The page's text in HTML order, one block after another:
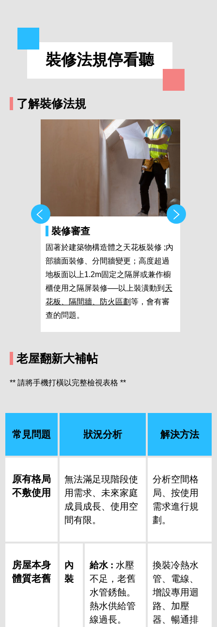
裝修法規停看聽
了解裝修法規
裝修審查
固著於建築物構造體之天花板裝修 ;內
部牆面裝修、分間牆變更；高度超過
地板面以上1.2m固定之隔屏或兼作櫥
櫃使用之隔屏裝修──以上裝潢動到 天
花板、隔間牆、防火區劃等，會有審
查的問題。
老屋翻新大補帖
** 請將手機打橫以完整檢視表格 **
常見問題 狀況分析 解決方法
原有格局
不敷使用
無法滿足現階段使
用需求、未來家庭
成員成長、使用空
間有限。
分析空間格
局、按使用
需求進行規
劃。
房屋本身
體質老舊
內
裝
給水 : 水壓
不足，老舊
水管銹蝕。
熱水供給管
線過長。
換裝冷熱水
管、電線、
增設專用迴
路、加壓
器、暢通排